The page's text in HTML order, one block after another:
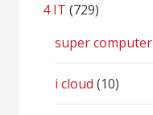
4 IT (729)
super computer
i cloud (10)